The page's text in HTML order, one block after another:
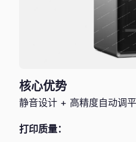
核心优势
静音设计 + 高精度自动调平
打印质量：